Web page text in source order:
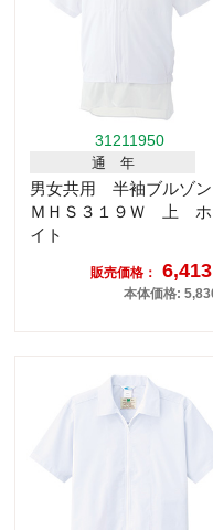
31211950
通 年
男女共用 半袖ブルゾ
ＭＨＳ３１９Ｗ 上 ホ
イト
販売価格：
本体価格: